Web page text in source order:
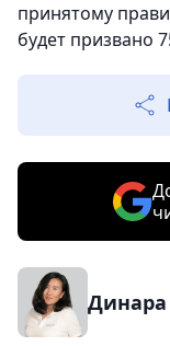
принятому
будет призвано
Динара